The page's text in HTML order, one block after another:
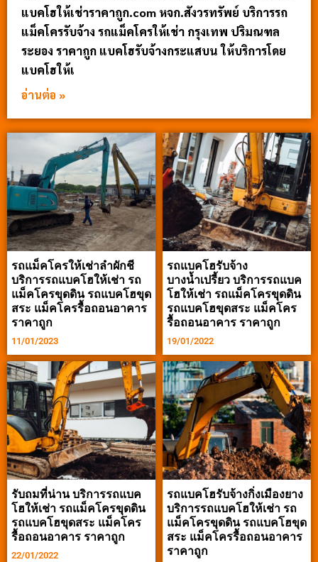
แบคโฮให้เช่าราคาถูก.com หจก.สังวรทรัพย์ บริการรถ
แม็คโครรับจ้าง รถแม็คโครให้เช่า กรุงเทพ ปริมณฑล
ระยอง ราคาถูก แบคโฮรับจ้างกระแสบน ให้บริการโดย
แบคโฮให้เ
อ่านต่อ »
รถแม็คโครให้เช่าลำผักชี
บริการรถแบคโฮให้เช่า รถ
แม็คโครขุดดิน รถแบคโฮขุด
สระ แม็คโครรื้อถอนอาคาร
ราคาถูก
11/01/2023
รถแบคโฮรับจ้าง
บางน้ำเปรี้ยว บริการรถแบค
โฮให้เช่า รถแม็คโครขุดดิน
รถแบคโฮขุดสระ แม็คโคร
รื้อถอนอาคาร ราคาถูก
19/01/2022
รับถมที่น่าน บริการรถแบค
โฮให้เช่า รถแม็คโครขุดดิน
รถแบคโฮขุดสระ แม็คโคร
รื้อถอนอาคาร ราคาถูก
22/01/2022
รถแบคโฮรับจ้างกิ่งเมืองยาง
บริการรถแบคโฮให้เช่า รถ
แม็คโครขุดดิน รถแบคโฮขุด
สระ แม็คโครรื้อถอนอาคาร
ราคาถูก